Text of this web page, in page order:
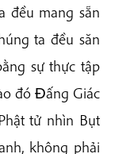
đều mang sẵn
ta đều săn
sự thực tập
đó Ðấng Giác
tử nhìn Bụt
không phải